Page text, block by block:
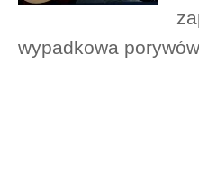
wypadkowa